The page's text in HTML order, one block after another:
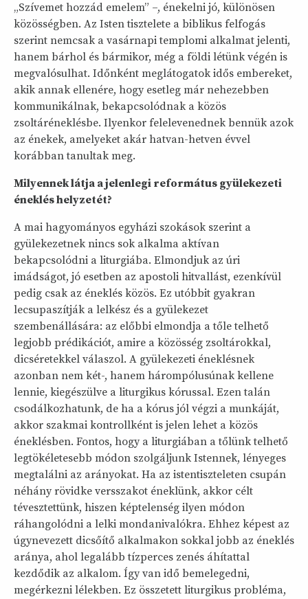
„Szívemet hozzád emelem” –, énekelni jó, különösen
közösségben. Az Isten tisztelete a biblikus felfogás
szerint nemcsak a vasárnapi templomi alkalmat jelenti,
hanem bárhol és bármikor, még a földi létünk végén is
megvalósulhat. Időnként meglátogatok idős embereket,
akik annak ellenére, hogy esetleg már nehezebben
kommunikálnak, bekapcsolódnak a közös
zsoltáréneklésbe. Ilyenkor felelevenednek bennük azok
az énekek, amelyeket akár hatvan-hetven évvel
korábban tanultak meg.
Milyennek látja a jelenlegi református gyülekezeti
éneklés helyzetét?
A mai hagyományos egyházi szokások szerint a
gyülekezetnek nincs sok alkalma aktívan
bekapcsolódni a liturgiába. Elmondjuk az úri
imádságot, jó esetben az apostoli hitvallást, ezenkívül
pedig csak az éneklés közös. Ez utóbbit gyakran
lecsupaszítják a lelkész és a gyülekezet
szembenállására: az előbbi elmondja a tőle telhető
legjobb prédikációt, amire a közösség zsoltárokkal,
dicséretekkel válaszol. A gyülekezeti éneklésnek
azonban nem két-, hanem hárompólusúnak kellene
lennie, kiegészülve a liturgikus kórussal. Ezen talán
csodálkozhatunk, de ha a kórus jól végzi a munkáját,
akkor szakmai kontrollként is jelen lehet a közös
éneklésben. Fontos, hogy a liturgiában a tőlünk telhető
legtökéletesebb módon szolgáljunk Istennek, lényeges
megtalálni az arányokat. Ha az istentiszteleten csupán
néhány rövidke versszakot éneklünk, akkor célt
tévesztettünk, hiszen képtelenség ilyen módon
ráhangolódni a lelki mondanivalókra. Ehhez képest az
úgynevezett dicsőítő alkalmakon sokkal jobb az éneklés
aránya, ahol legalább tízperces zenés áhítattal
kezdődik az alkalom. Így van idő bemelegedni,
megérkezni lélekben. Ez összetett liturgikus probléma,